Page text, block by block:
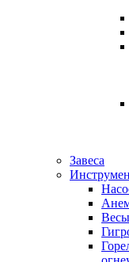
Завеса
Весы